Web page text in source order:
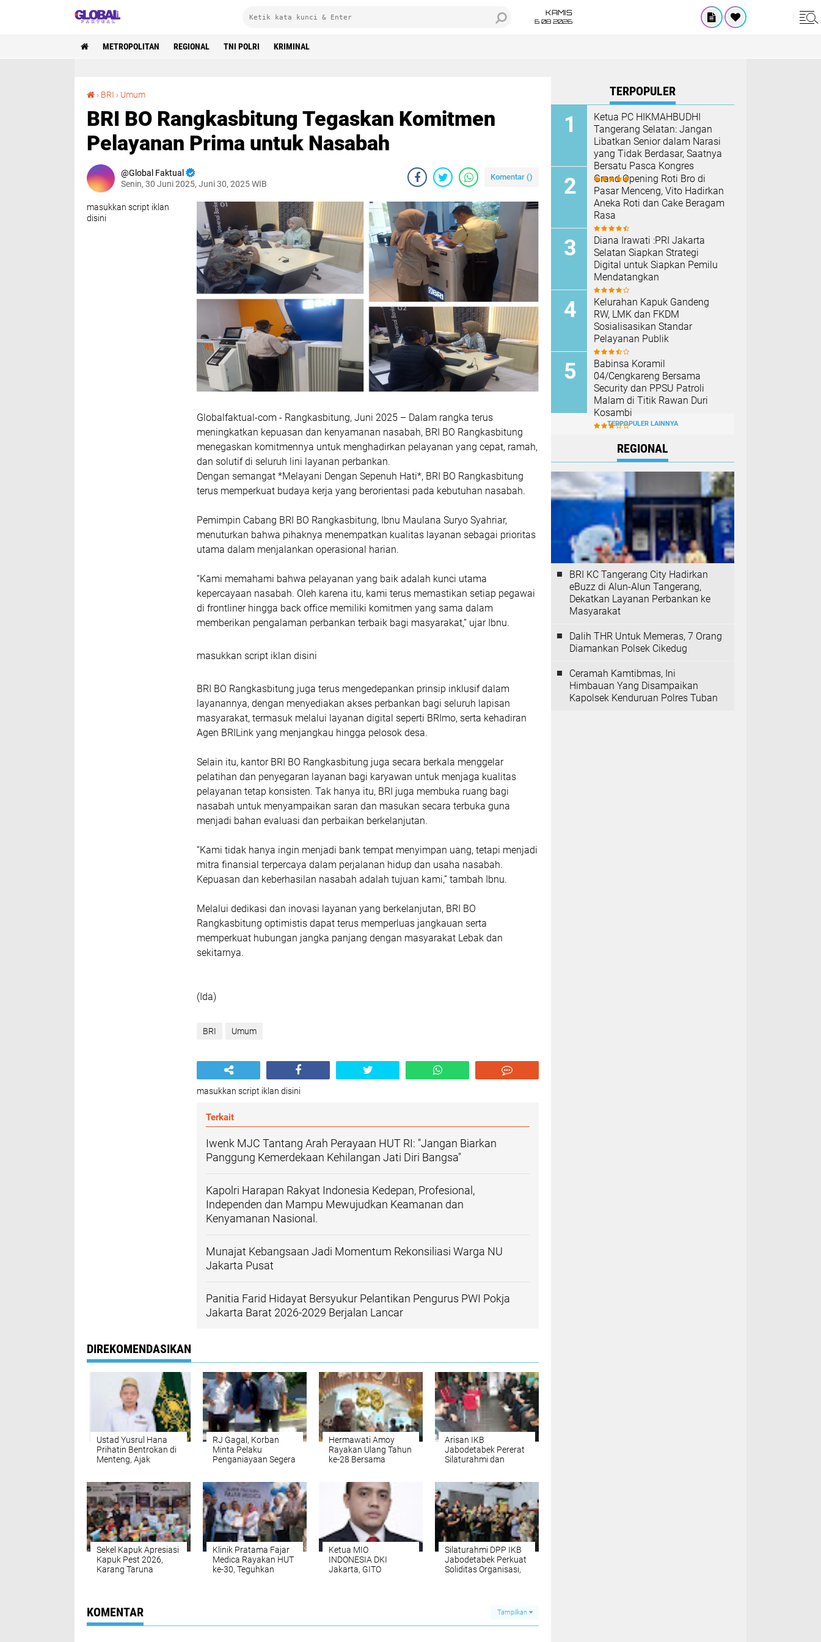
KAMIS
6 08 2026
METROPOLITAN REGIONAL TNI POLRI KRIMINAL
› BRI › Umum
BRI BO Rangkasbitung Tegaskan Komitmen
Pelayanan Prima untuk Nasabah
Global Faktual
Senin, 30 Juni 2025, Juni 30, 2025 WIB
Komentar ()
masukkan script iklan
disini
Globalfaktual-com - Rangkasbitung, Juni 2025 – Dalam rangka terus
meningkatkan kepuasan dan kenyamanan nasabah, BRI BO Rangkasbitung
menegaskan komitmennya untuk menghadirkan pelayanan yang cepat, ramah,
dan solutif di seluruh lini layanan perbankan.
Dengan semangat *Melayani Dengan Sepenuh Hati*, BRI BO Rangkasbitung
terus memperkuat budaya kerja yang berorientasi pada kebutuhan nasabah.
Pemimpin Cabang BRI BO Rangkasbitung, Ibnu Maulana Suryo Syahriar,
menuturkan bahwa pihaknya menempatkan kualitas layanan sebagai prioritas
utama dalam menjalankan operasional harian.
“Kami memahami bahwa pelayanan yang baik adalah kunci utama
kepercayaan nasabah. Oleh karena itu, kami terus memastikan setiap pegawai
di frontliner hingga back office memiliki komitmen yang sama dalam
memberikan pengalaman perbankan terbaik bagi masyarakat,” ujar Ibnu.
masukkan script iklan disini
BRI BO Rangkasbitung juga terus mengedepankan prinsip inklusif dalam
layanannya, dengan menyediakan akses perbankan bagi seluruh lapisan
masyarakat, termasuk melalui layanan digital seperti BRImo, serta kehadiran
Agen BRILink yang menjangkau hingga pelosok desa.
Selain itu, kantor BRI BO Rangkasbitung juga secara berkala menggelar
pelatihan dan penyegaran layanan bagi karyawan untuk menjaga kualitas
pelayanan tetap konsisten. Tak hanya itu, BRI juga membuka ruang bagi
nasabah untuk menyampaikan saran dan masukan secara terbuka guna
menjadi bahan evaluasi dan perbaikan berkelanjutan.
“Kami tidak hanya ingin menjadi bank tempat menyimpan uang, tetapi menjadi
mitra finansial terpercaya dalam perjalanan hidup dan usaha nasabah.
Kepuasan dan keberhasilan nasabah adalah tujuan kami,” tambah Ibnu.
Melalui dedikasi dan inovasi layanan yang berkelanjutan, BRI BO
Rangkasbitung optimistis dapat terus memperluas jangkauan serta
memperkuat hubungan jangka panjang dengan masyarakat Lebak dan
sekitarnya.
(Ida)
BRI Umum
masukkan script iklan disini
Terkait
Iwenk MJC Tantang Arah Perayaan HUT RI: "Jangan Biarkan
Panggung Kemerdekaan Kehilangan Jati Diri Bangsa"
Kapolri Harapan Rakyat Indonesia Kedepan, Profesional,
Independen dan Mampu Mewujudkan Keamanan dan
Kenyamanan Nasional.
Munajat Kebangsaan Jadi Momentum Rekonsiliasi Warga NU
Jakarta Pusat
Panitia Farid Hidayat Bersyukur Pelantikan Pengurus PWI Pokja
Jakarta Barat 2026-2029 Berjalan Lancar
DIREKOMENDASIKAN
Ustad Yusrul Hana
Prihatin Bentrokan di
Menteng, Ajak
Saling Menghormati
RJ Gagal, Korban
Minta Pelaku
Penganiayaan Segera
Hermawati Amoy
Rayakan Ulang Tahun
ke-28 Bersama
Arisan IKB
Jabodetabek Pererat
Silaturahmi dan
Betawi
Sekel Kapuk Apresiasi
Kapuk Pest 2026,
Karang Taruna
Klinik Pratama Fajar
Medica Rayakan HUT
ke-30, Teguhkan
Ketua MIO
INDONESIA DKI
Jakarta, GITO
Silaturahmi DPP IKB
Jabodetabek Perkuat
Soliditas Organisasi,
KOMENTAR Tampilkan
TERPOPULER
Ketua PC HIKMAHBUDHI
Tangerang Selatan: Jangan
Libatkan Senior dalam Narasi
yang Tidak Berdasar, Saatnya
Bersatu Pasca Kongres
Grand Opening Roti Bro di
Pasar Menceng, Vito Hadirkan
Aneka Roti dan Cake Beragam
Rasa
Diana Irawati :PRI Jakarta
Selatan Siapkan Strategi
Digital untuk Siapkan Pemilu
Mendatangkan
Kelurahan Kapuk Gandeng
RW, LMK dan FKDM
Sosialisasikan Standar
Pelayanan Publik
Babinsa Koramil
04/Cengkareng Bersama
Security dan PPSU Patroli
Malam di Titik Rawan Duri
Kosambi
TERPOPULER LAINNYA
REGIONAL
BRI KC Tangerang City Hadirkan
eBuzz di Alun-Alun Tangerang,
Dekatkan Layanan Perbankan ke
Masyarakat
Dalih THR Untuk Memeras, 7 Orang
Diamankan Polsek Cikedug
Ceramah Kamtibmas, Ini
Himbauan Yang Disampaikan
Kapolsek Kenduruan Polres Tuban